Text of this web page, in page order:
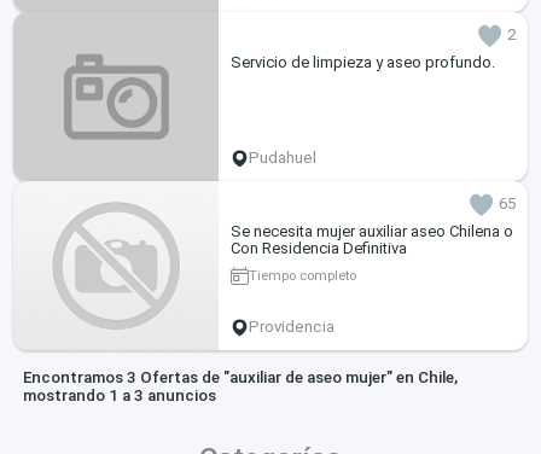
2
Servicio de limpieza y aseo profundo.
Pudahuel
65
Se necesita mujer auxiliar aseo Chilena o
Con Residencia Definitiva
Tiempo completo
Providencia
Encontramos 3 Ofertas de "auxiliar de aseo mujer" en Chile,
mostrando 1 a 3 anuncios